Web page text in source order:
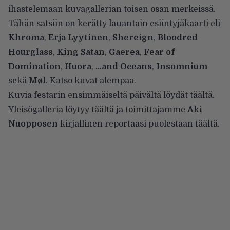
ihastelemaan kuvagallerian toisen osan merkeissä.
Tähän satsiin on kerätty lauantain esiintyjäkaarti eli
Khroma, Erja Lyytinen, Shereign, Bloodred
Hourglass, King Satan, Gaerea, Fear of
Domination, Huora, …and Oceans, Insomnium
sekä Møl. Katso kuvat alempaa.
Kuvia festarin ensimmäiseltä päivältä löydät täältä.
Yleisögalleria löytyy täältä ja toimittajamme Aki
Nuopposen kirjallinen reportaasi puolestaan täältä.